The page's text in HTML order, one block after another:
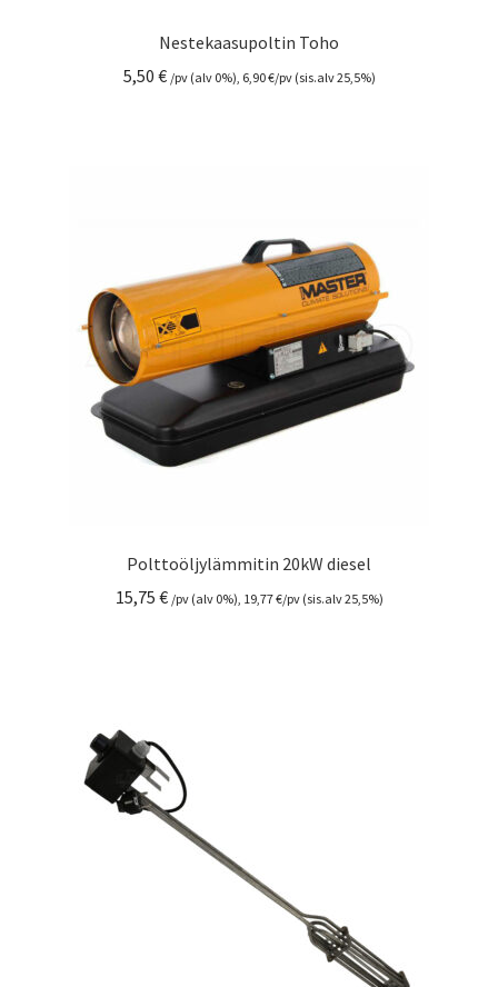
Nestekaasupoltin Toho
5,50 € /pv (alv 0%), 6,90€/pv (sis.alv 25,5%)
Polttoöljylämmitin 20kW diesel
15,75 € /pv (alv 0%), 19,77€/pv (sis.alv 25,5%)